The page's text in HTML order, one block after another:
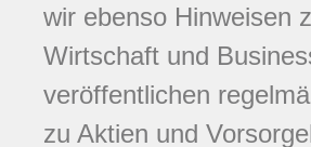
wir ebenso Hinweisen
Wirtschaft und
veröffentlichen
zu Aktien und